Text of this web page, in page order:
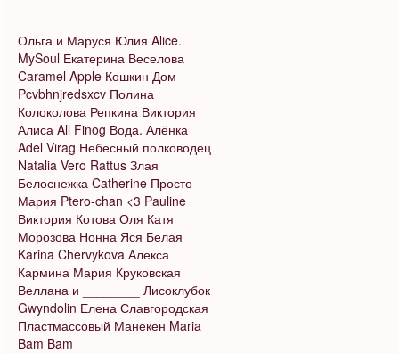
Ольга и Маруся Юлия Alice.
MySoul Екатерина Веселова
Caramel Apple Кошкин Дом
Pcvbhnjredsxcv Полина
Колоколова Репкина Виктория
Алиса All Finog Вода. Алёнка
Adel Virag Небесный полководец
Natalia Vero Rattus Злая
Белоснежка Catherine Просто
Мария Ptero-chan <3 Pauline
Виктория Котова Оля Катя
Морозова Нонна Яся Белая
Karina Chervykova Алекса
Кармина Мария Круковская
Веллана и ________
Лисоклубок
Gwyndolin Елена Славгородская
Пластмассовый Манекен Maria
Bam Bam